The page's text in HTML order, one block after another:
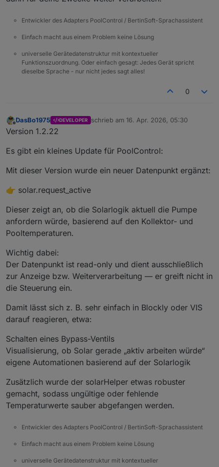
Entwickler des Adapters PoolControl / BertinSoft-Sprachassistent
Einfach macht aus einem Problem keine Lösung
universelle Gerätedatenstruktur mit kontextueller
Funktionszuordnung. Oder einfach gesagt: Jedes Gerät spricht
dieselbe Sprache - nur nicht jedes sagt alles!
0
Offline
DasBo1975 DEVELOPER schrieb am 16. Apr. 2026, 05:30
zuletzt editiert von
Version 1.2.22
Es gibt ein kleines Update für PoolControl:
Mit dieser Version wurde ein neuer Datenpunkt ergänzt:
👉 solar.request_active
Dieser zeigt an, ob die Solarlogik aktuell die Pumpe
anfordern würde, basierend auf den Kollektor- und
Pooltemperaturen.
Wichtig dabei:
Der Datenpunkt ist read-only und dient ausschließlich
zur Anzeige bzw. Weiterverarbeitung — er greift nicht in
die Steuerung ein.
Damit lässt sich z. B. sehr einfach in Blockly oder VIS
darauf reagieren, etwa:
Schalten eines Bypass-Ventils
Visualisierung, ob Solar gerade „aktiv arbeiten würde“
eigene Automationen basierend auf der Solarlogik
Zusätzlich wurde der solarHelper etwas robuster
gemacht, sodass ungültige oder fehlende
Temperaturwerte sauber abgefangen werden.
Entwickler des Adapters PoolControl / BertinSoft-Sprachassistent
Einfach macht aus einem Problem keine Lösung
universelle Gerätedatenstruktur mit kontextueller